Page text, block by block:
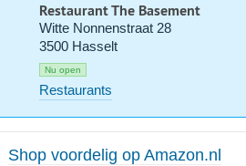
Restaurant The Basement
Witte Nonnenstraat 28
3500 Hasselt
Nu open
Restaurants
Shop voordelig op Amazon.nl